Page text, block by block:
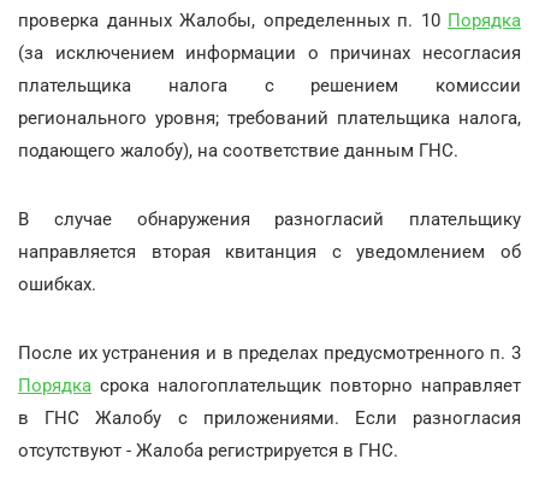
проверка данных Жалобы, определенных п. 10 Порядка
(за исключением информации о причинах несогласия
плательщика налога с решением комиссии
регионального уровня; требований плательщика налога,
подающего жалобу), на соответствие данным ГНС.
В случае обнаружения разногласий плательщику
направляется вторая квитанция с уведомлением об
ошибках.
После их устранения и в пределах предусмотренного п. 3
Порядка срока налогоплательщик повторно направляет
в ГНС Жалобу с приложениями. Если разногласия
отсутствуют - Жалоба регистрируется в ГНС.